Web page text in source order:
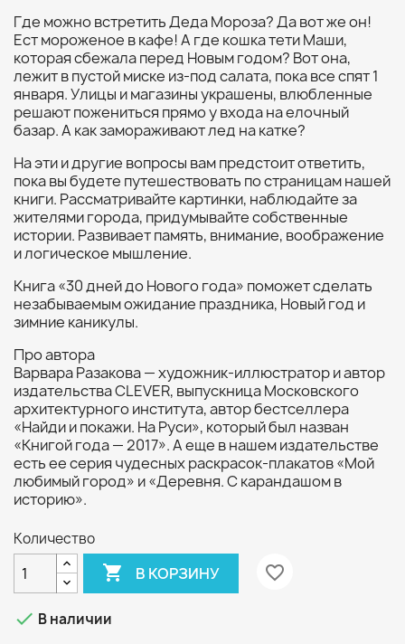
Где можно встретить Деда Мороза? Да вот же он!
Ест мороженое в кафе! А где кошка тети Маши,
которая сбежала перед Новым годом? Вот она,
лежит в пустой миске из-под салата, пока все спят 1
января. Улицы и магазины украшены, влюбленные
решают пожениться прямо у входа на елочный
базар. А как замораживают лед на катке?
На эти и другие вопросы вам предстоит ответить,
пока вы будете путешествовать по страницам нашей
книги. Рассматривайте картинки, наблюдайте за
жителями города, придумывайте собственные
истории. Развивает память, внимание, воображение
и логическое мышление.
Книга «30 дней до Нового года» поможет сделать
незабываемым ожидание праздника, Новый год и
зимние каникулы.
Про автора
Варвара Разакова — художник-иллюстратор и автор
издательства CLEVER, выпускница Московского
архитектурного института, автор бестселлера
«Найди и покажи. На Руси», который был назван
«Книгой года — 2017». А еще в нашем издательстве
есть ее серия чудесных раскрасок-плакатов «Мой
любимый город» и «Деревня. С карандашом в
историю».
Количество
 В КОРЗИНУ favorite_border
 В наличии